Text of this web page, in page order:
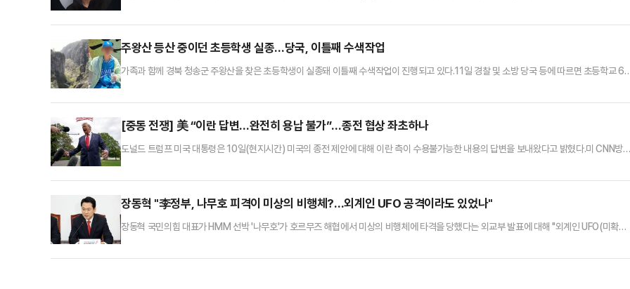
추정되는 사진이 공유됐다. 그러나 해당 사진에는 "잘생겼네", "그렇게 안 생겼는데" 등 외모와 관련된 반응이 이어졌다.이에 대해 다른 누리꾼들
주왕산 등산 중이던 초등학생 실종…당국, 이틀째 수색작업
가족과 함께 경북 청송군 주왕산을 찾은 초등학생이 실종돼 이틀째 수색작업이 진행되고 있다.11일 경찰 및 소방 당국 등에 따르면 초등학교 6
모는 휴대전화를 소지하지 않은 채 산행에 나섰던 아들이 상당 시간이 지났음에도 돌아오지 않자 전날 오후 5시 53분께 소방 당국에 이러한 사
[중동 전쟁] 美 “이란 답변…완전히 용납 불가”…종전 협상 좌초하나
도널드 트럼프 미국 대통령은 10일(현지시간) 미국의 종전 제안에 대해 이란 측이 수용불가능한 내용의 답변을 보내왔다고 밝혔다.미 CNN방
을 방금 읽었다”며 “마음에 들지 않는다. 완전히 용납이 불가하다”는 짤막한 메시지를 전했다.양국은 앞서 1쪽짜리 종전 양해각서(MOU) 체결
장동혁 "李정부, 나무호 피격이 미상의 비행체?…외계인 UFO 공격이라도 있었나"
장동혁 국민의힘 대표가 HMM 선박 '나무호'가 호르무즈 해협에서 미상의 비행체에 타격을 당했다는 외교부 발표에 대해 "외계인 UFO(미확인
재산을 지킬 의지가 없다. 국민들이 묻고 있다. 이재명 도대체 이 사람 뭡니까"며 이같이 지적했다.먼저 그는 "이미 이란 국영 TV가 한국 선박을